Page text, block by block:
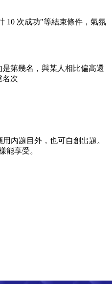
10 次成功"等結束條件，氣氛
第幾名，與某人相比偏高還
名次
內題目外，也可自創出題。
能享受。